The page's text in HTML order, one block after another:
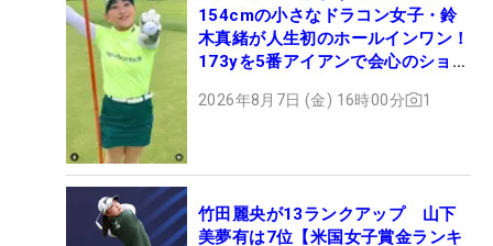
154cmの小さなドラコン女子・鈴
木真緒が人生初のホールインワン！
173yを5番アイアンで会心のショッ
2026年8月7日 (金) 16時00分 1
竹田麗央が13ランクアップ 山下
美夢有は7位【米国女子賞金ランキ